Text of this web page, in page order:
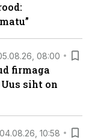
08:00
firmaga
siht on
04.08.26, 10:58